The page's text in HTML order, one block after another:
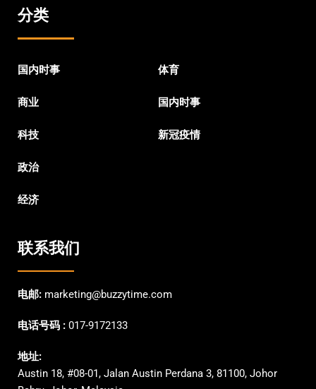
分类
国内时事
商业
科技
政治
经济
体育
国内时事
新冠疫情
联系我们
电邮: marketing@buzzytime.com
电话号码 : 017-9172133
地址:
Austin 18, #08-01, Jalan Austin Perdana 3, 81100, Johor